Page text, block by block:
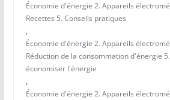
Économie d'énergie 2. Appareils
Recettes 5. Conseils pratiques
,
Économie d'énergie 2. Appareils
Réduction de la consommation d'énergie
économiser l'énergie
,
Économie d'énergie 2. Appareils